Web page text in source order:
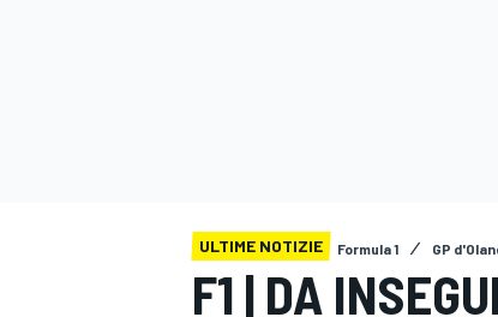
ULTIME NOTIZIE Formula 1 GP
F1 | DA